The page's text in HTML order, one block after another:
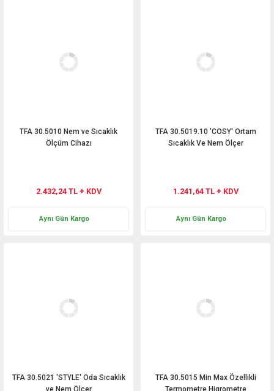
TFA 30.5010 Nem ve Sıcaklık
Ölçüm Cihazı
2.432,24 TL + KDV
Aynı Gün Kargo
TFA 30.5019.10 'COSY' Ortam
Sıcaklık Ve Nem Ölçer
1.241,64 TL + KDV
Aynı Gün Kargo
TFA 30.5021 'STYLE' Oda Sıcaklık
ve Nem Ölçer
TFA 30.5015 Min Max Özellikli
Termometre Higrometre